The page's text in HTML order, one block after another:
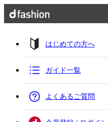
はじめての方へ
ガイド一覧
よくあるご質問